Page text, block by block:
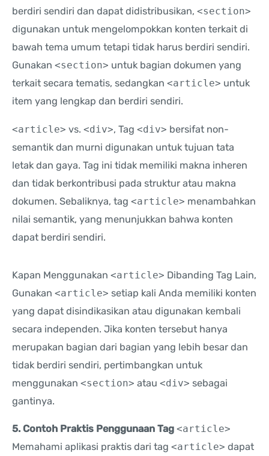
berdiri sendiri dan dapat didistribusikan, <section>
digunakan untuk mengelompokkan konten terkait di
bawah tema umum tetapi tidak harus berdiri sendiri.
Gunakan <section> untuk bagian dokumen yang
terkait secara tematis, sedangkan <article> untuk
item yang lengkap dan berdiri sendiri.
<article> vs. <div>, Tag <div> bersifat non-
semantik dan murni digunakan untuk tujuan tata
letak dan gaya. Tag ini tidak memiliki makna inheren
dan tidak berkontribusi pada struktur atau makna
dokumen. Sebaliknya, tag <article> menambahkan
nilai semantik, yang menunjukkan bahwa konten
dapat berdiri sendiri.
Kapan Menggunakan <article> Dibanding Tag Lain,
Gunakan <article> setiap kali Anda memiliki konten
yang dapat disindikasikan atau digunakan kembali
secara independen. Jika konten tersebut hanya
merupakan bagian dari bagian yang lebih besar dan
tidak berdiri sendiri, pertimbangkan untuk
menggunakan <section> atau <div> sebagai
gantinya.
5. Contoh Praktis Penggunaan Tag <article>
Memahami aplikasi praktis dari tag <article> dapat